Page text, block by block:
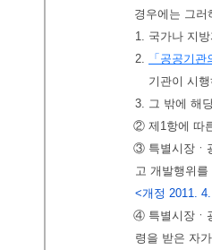
경우에는 그
1. 국가나 지
2.
「공공기
기관이 시
3. 그 밖에 해
② 제1항에 따
③ 특별시장ㆍ
고 개발행위
<개정 2011.
④ 특별시장ㆍ
령을 받은 자